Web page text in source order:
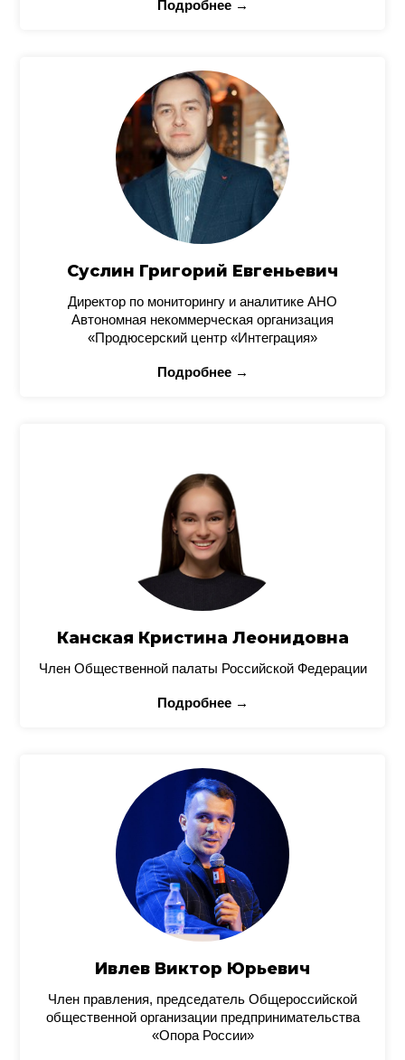
Подробнее →
Суслин Григорий Евгеньевич
Директор по мониторингу и аналитике АНО
Автономная некоммерческая организация
«Продюсерский центр «Интеграция»
Подробнее →
Канская Кристина Леонидовна
Член Общественной палаты Российской Федерации
Подробнее →
Ивлев Виктор Юрьевич
Член правления, председатель Общероссийской
общественной организации предпринимательства
«Опора России»